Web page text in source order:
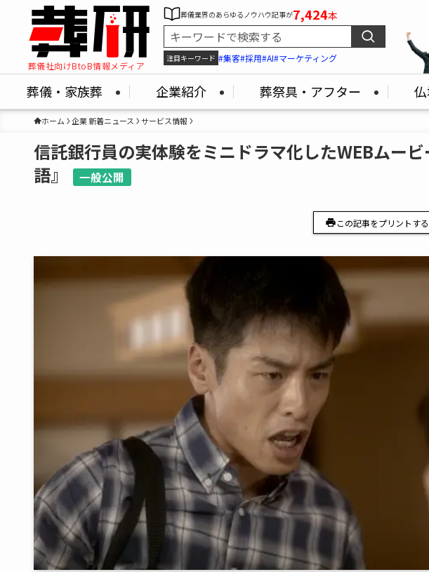
葬儀社向けBtoB情報メディア
葬儀業界のあらゆるノウハウ記事が7,424本
注目キーワード #集客#採用#AI#マーケティング
葬儀・家族葬 企業紹介 葬祭具・アフター
ホーム 企業 新着ニュース サービス情報
信託銀行員の実体験をミニドラマ化したWEBムー
語』
一般公開
この記事をプリントする